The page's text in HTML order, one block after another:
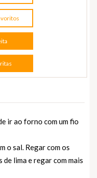
ir ao forno com um fio
o sal. Regar com os
de lima e regar com mais